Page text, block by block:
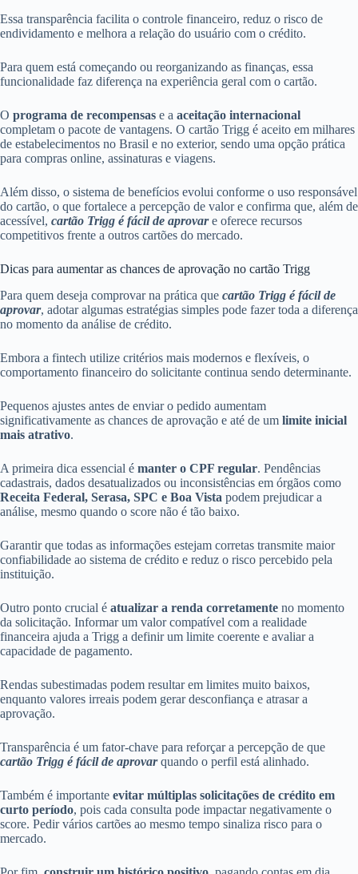
Essa transparência facilita o controle financeiro, reduz o risco de
endividamento e melhora a relação do usuário com o crédito.
Para quem está começando ou reorganizando as finanças, essa
funcionalidade faz diferença na experiência geral com o cartão.
O programa de recompensas e a aceitação internacional
completam o pacote de vantagens. O cartão Trigg é aceito em milhares
de estabelecimentos no Brasil e no exterior, sendo uma opção prática
para compras online, assinaturas e viagens.
Além disso, o sistema de benefícios evolui conforme o uso responsável
do cartão, o que fortalece a percepção de valor e confirma que, além de
acessível, cartão Trigg é fácil de aprovare oferece recursos
competitivos frente a outros cartões do mercado.
Dicas para aumentar as chances de aprovação no cartão Trigg
Para quem deseja comprovar na prática que cartão Trigg é fácil de
aprovar, adotar algumas estratégias simples pode fazer toda a diferença
no momento da análise de crédito.
Embora a fintech utilize critérios mais modernos e flexíveis, o
comportamento financeiro do solicitante continua sendo determinante.
Pequenos ajustes antes de enviar o pedido aumentam
significativamente as chances de aprovação e até de um limite inicial
mais atrativo.
A primeira dica essencial é manter o CPF regular. Pendências
cadastrais, dados desatualizados ou inconsistências em órgãos como
Receita Federal, Serasa, SPC e Boa Vista podem prejudicar a
análise, mesmo quando o score não é tão baixo.
Garantir que todas as informações estejam corretas transmite maior
confiabilidade ao sistema de crédito e reduz o risco percebido pela
instituição.
Outro ponto crucial é atualizar a renda corretamente no momento
da solicitação. Informar um valor compatível com a realidade
financeira ajuda a Trigg a definir um limite coerente e avaliar a
capacidade de pagamento.
Rendas subestimadas podem resultar em limites muito baixos,
enquanto valores irreais podem gerar desconfiança e atrasar a
aprovação.
Transparência é um fator-chave para reforçar a percepção de que
cartão Trigg é fácil de aprovarquando o perfil está alinhado.
Também é importante evitar múltiplas solicitações de crédito em
curto período, pois cada consulta pode impactar negativamente o
score. Pedir vários cartões ao mesmo tempo sinaliza risco para o
mercado.